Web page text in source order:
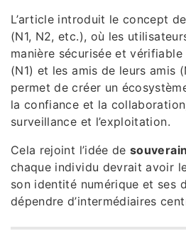
L’article introduit le concept
(N1, N2, etc.), où les
manière sécurisée et
(N1) et les amis de leurs amis
permet de créer un
la confiance et la
surveillance et l’exploitation.
Cela rejoint l’idée de
chaque individu devrait avoir
son identité numérique et ses
dépendre d’intermédiaires